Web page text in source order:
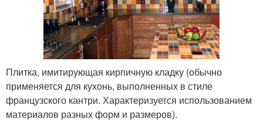
Плитка, имитирующая кирпичную кладку (обычно
применяется для кухонь, выполненных в стиле
французского кантри. Характеризуется использованием
материалов разных форм и размеров).